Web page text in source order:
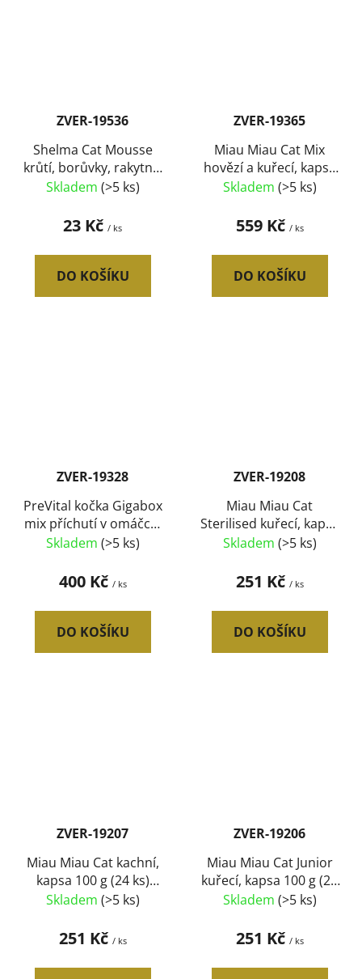
ZVER-19536
Shelma Cat Mousse
krůtí, borůvky, rakytník
GF, konzerva 85 g
Skladem (>5 ks)
23 Kč / ks
DO KOŠÍKU
ZVER-19365
Miau Miau Cat Mix
hovězí a kuřecí, kapsa
100 g 4 pack (13 ks)
Skladem (>5 ks)
559 Kč / ks
DO KOŠÍKU
ZVER-19328
PreVital kočka Gigabox
mix příchutí v omáčce,
kapsa 100 g (48 pack)
Skladem (>5 ks)
400 Kč / ks
DO KOŠÍKU
ZVER-19208
Miau Miau Cat
Sterilised kuřecí, kapsa
100 g (24 ks) SLEVA 10
Skladem (>5 ks)
251 Kč / ks
DO KOŠÍKU
ZVER-19207
Miau Miau Cat kachní,
kapsa 100 g (24 ks)
SLEVA 10 %
Skladem (>5 ks)
251 Kč / ks
ZVER-19206
Miau Miau Cat Junior
kuřecí, kapsa 100 g (24
ks) SLEVA 10 %
Skladem (>5 ks)
251 Kč / ks